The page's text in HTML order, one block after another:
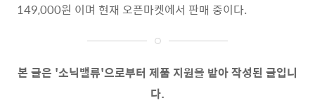
149,000원 이며 현재 오픈마켓에서 판매 중이다.
본 글은 '소닉밸류'으로부터 제품 지원을 받아 작성된 글입니
다.